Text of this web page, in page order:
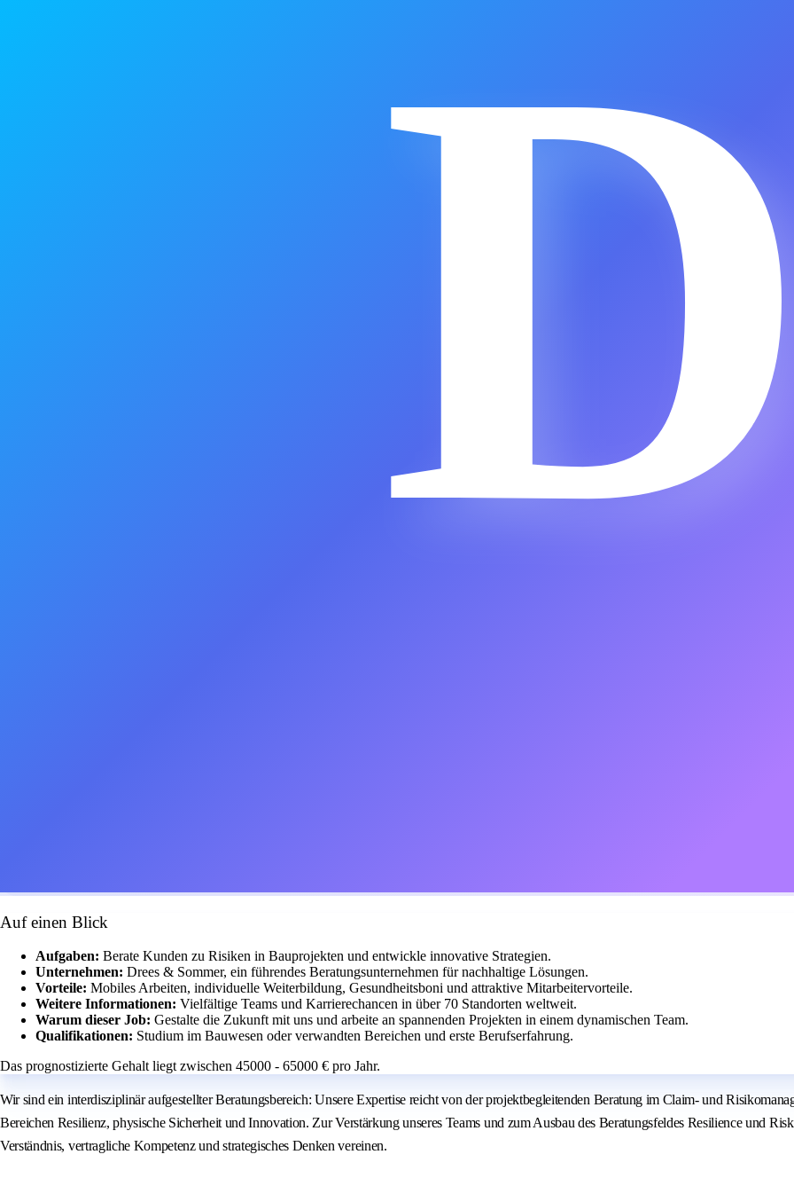
Auf einen Blick
Aufgaben: Berate Kunden zu Risiken in Bauprojekten und entwickle innovative Strategien.
Unternehmen: Drees & Sommer, ein führendes Beratungsunternehmen für nachhaltige Lösungen.
Vorteile: Mobiles Arbeiten, individuelle Weiterbildung, Gesundheitsboni und attraktive Mitarbeitervorteile.
Weitere Informationen: Vielfältige Teams und Karrierechancen in über 70 Standorten weltweit.
Warum dieser Job: Gestalte die Zukunft mit uns und arbeite an spannenden Projekten in einem dynamischen Team.
Qualifikationen: Studium im Bauwesen oder verwandten Bereichen und erste Berufserfahrung.
Das prognostizierte Gehalt liegt zwischen 45000 - 65000 € pro Jahr.
Wir sind ein interdisziplinär aufgestellter Beratungsbereich: Unsere Expertise reicht von der projektbegleitenden Beratung im Claim- und
Bereichen Resilienz, physische Sicherheit und Innovation. Zur Verstärkung unseres Teams und zum Ausbau des Beratungsfeldes Resilience und
Verständnis, vertragliche Kompetenz und strategisches Denken vereinen.